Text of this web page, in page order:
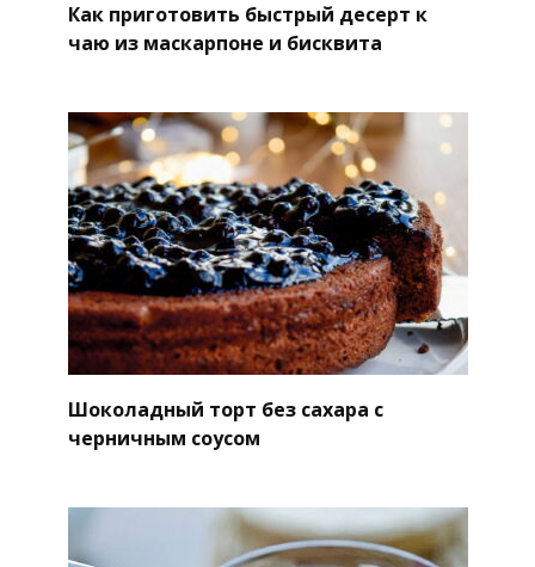
Как приготовить быстрый десерт к
чаю из маскарпоне и бисквита
Шоколадный торт без сахара с
черничным соусом